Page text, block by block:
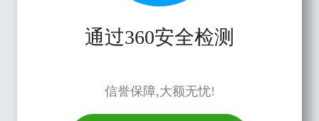
通过360安全检测
信誉保障,大额无忧!